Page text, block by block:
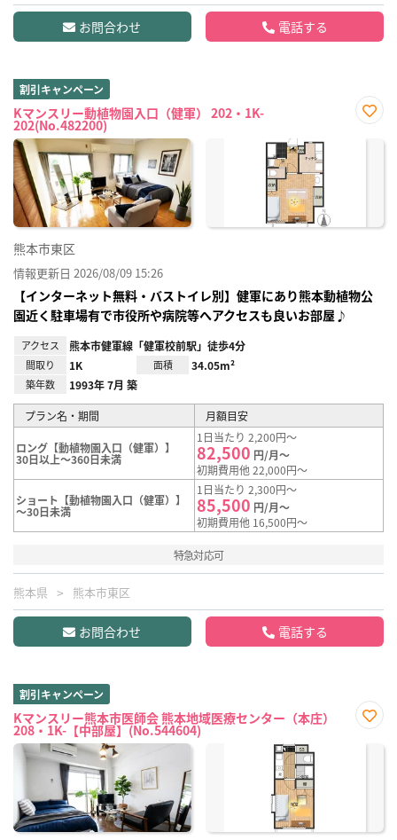
お問合わせ 電話する
割引キャンペーン
Kマンスリー動植物園入口（健軍） 202・1K-
202(No.482200)
に入
熊本市東区
情報更新日 2026/08/09 15:26
【インターネット無料・バストイレ別】健軍にあり熊本動植物公
園近く駐車場有で市役所や病院等へアクセスも良いお部屋♪
アクセス 熊本市健軍線「健軍校前駅」徒歩4分
間取り 1K 面積 34.05m²
築年数 1993年 7月 築
プラン名・期間 月額目安
ロング【動植物園入口（健軍）】
30日以上～360日未満
1日当たり 2,200円～
82,500 円/月～
初期費用他 22,000円～
ショート【動植物園入口（健軍）】
～30日未満
1日当たり 2,300円～
85,500 円/月～
初期費用他 16,500円～
特急対応可
熊本県 熊本市東区
お問合わせ 電話する
割引キャンペーン
Kマンスリー熊本市医師会 熊本地域医療センター（本庄）
208・1K-【中部屋】(No.544604)
に入